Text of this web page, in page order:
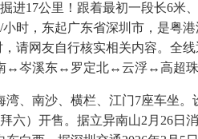
进17公里！跟着最初一段长6
时，东起广东省深圳市，是粤
，请网友自行核实相关内容。
溪东↔罗定北↔云浮↔高超珠
南沙、横栏、江门7座车坐。
六）开售。据立异南山2月26